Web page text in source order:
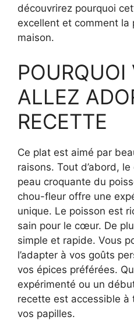
découvrirez pourquoi
excellent et comment la
maison.
POURQUOI
ALLEZ
RECETTE
Ce plat est aimé par
raisons. Tout d’abord,
peau croquante du
chou-fleur offre une
unique. Le poisson est
sain pour le cœur. De
simple et rapide. Vous
l’adapter à vos goûts
vos épices préférées.
expérimenté ou un
recette est accessible
vos papilles.